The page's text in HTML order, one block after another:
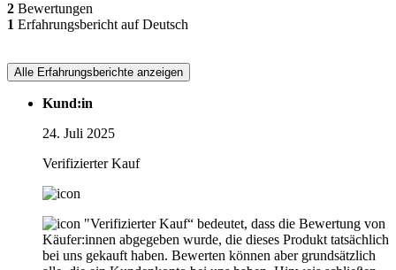
2 Bewertungen
1 Erfahrungsbericht auf Deutsch
Alle Erfahrungsberichte anzeigen
Kund:in
24. Juli 2025
Verifizierter Kauf
"Verifizierter Kauf“ bedeutet, dass die Bewertung von
Käufer:innen abgegeben wurde, die dieses Produkt tatsächlich
bei uns gekauft haben. Bewerten können aber grundsätzlich